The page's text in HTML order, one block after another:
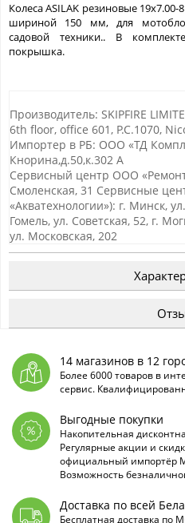
Колеса ASILAK резиновые
шириной 150 мм, для
садовой техники.. В
покрышка.
Производитель: SKIPFIRE
6th floor, office 601, P.C.1070,
Импортер в РБ: ООО «ТД
Кнорина,д.50,к.302 А
Сервисный центр ООО
Смоленская, 31 Сервисные
«Акватехнологии»): г. Минск,
Гомель, ул. Советская, 52, г.
ул. Московская, 202
14 магазинов в 12
Более 6000 товаров в
сервис.
Выгодные покупки
Накопительная
Регулярные акции и
официальный импортёр
Возможность
Доставка по всей
Бесплатная доставка по